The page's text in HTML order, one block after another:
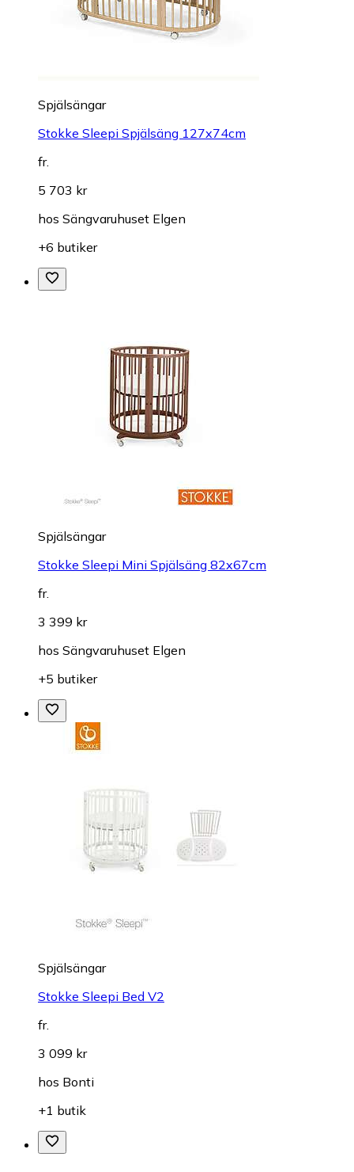
Spjälsängar
Stokke Sleepi Spjälsäng 127x74cm
fr.
5 703 kr
hos Sängvaruhuset Elgen
+6 butiker
Spjälsängar
Stokke Sleepi Mini Spjälsäng 82x67cm
fr.
3 399 kr
hos Sängvaruhuset Elgen
+5 butiker
Spjälsängar
Stokke Sleepi Bed V2
fr.
3 099 kr
hos Bonti
+1 butik